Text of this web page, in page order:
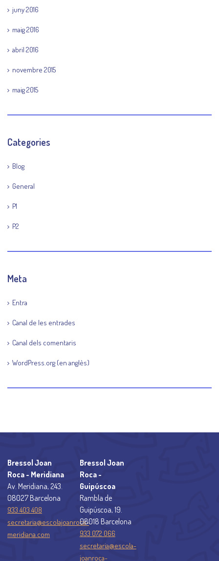
juny 2016
maig 2016
abril 2016
novembre 2015
maig 2015
Categories
Blog
General
P1
P2
Meta
Entra
Canal de les entrades
Canal dels comentaris
WordPress.org (en anglès)
Bressol Joan
Roca - Meridiana
Av. Meridiana, 243.
08027 Barcelona
933 403 408
secretaria@escolajoanroca-
meridiana.com
Bressol Joan
Roca -
Guipúscoa
Rambla de
Guipúscoa, 19.
08018 Barcelona
933 072 066
secretaria@escola-
joanroca-